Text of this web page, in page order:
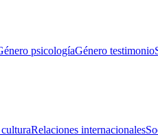
psicologíaGénero testimonio
Relaciones internacionales